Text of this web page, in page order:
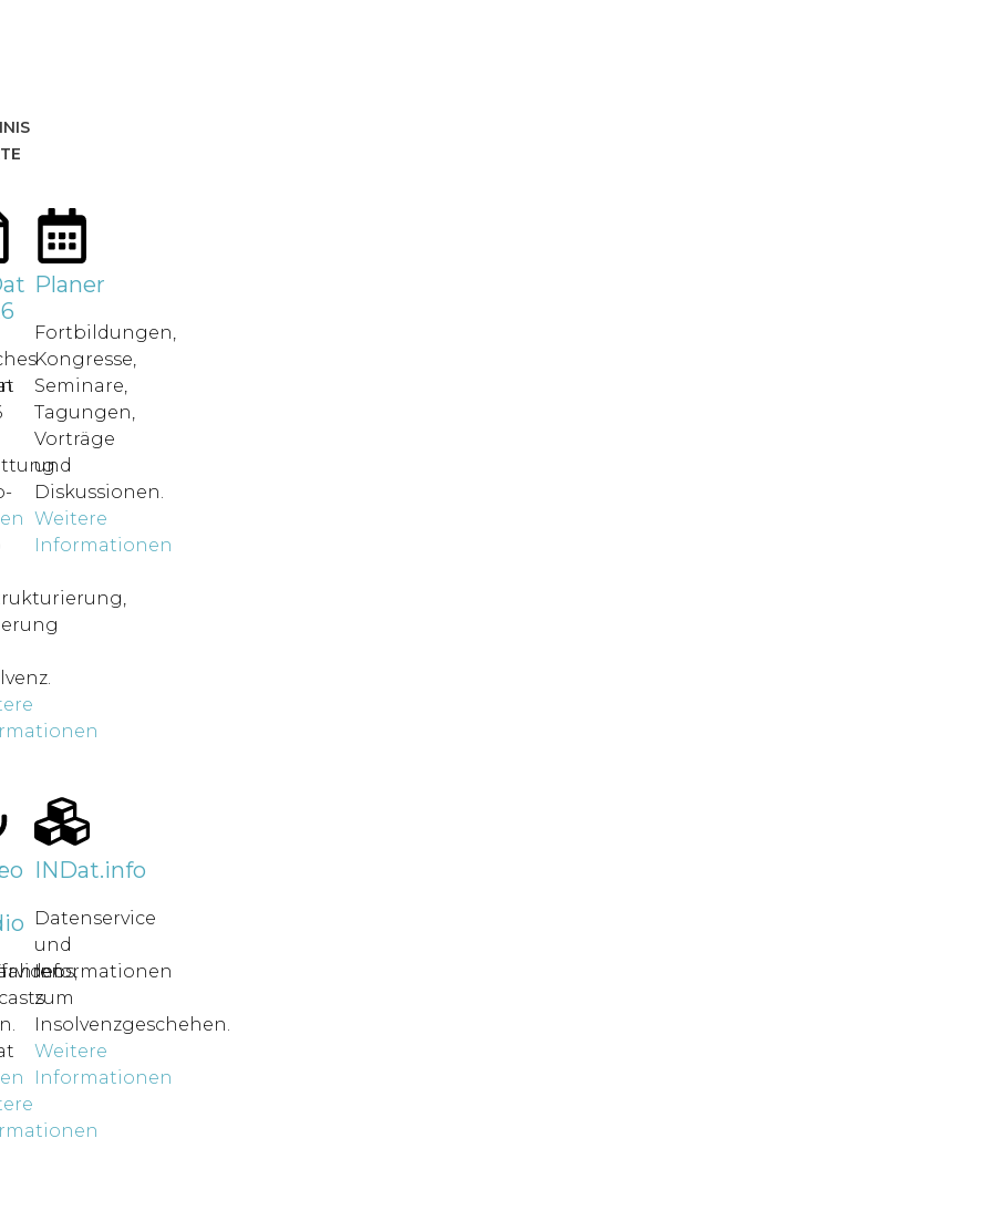
Planer
Fortbildungen,
Kongresse,
Seminare,
Tagungen,
Vorträge
und
Diskussionen.
Weitere
Informationen
INDat.info
Datenservice
und
Informationen
zum
Insolvenzgeschehen.
Weitere
Informationen